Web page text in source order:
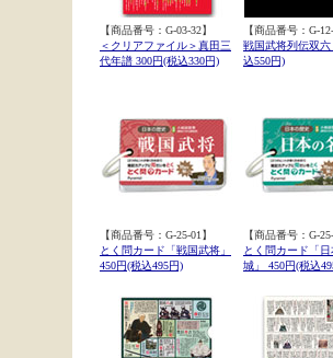
【商品番号：G-03-32】
＜クリアファイル＞真田三
代年譜 300円(税込330円)
【商品番号：G-
戦国武将列伝双六
込550円)
【商品番号：G-25-01】
とく問カード「戦国武将」
450円(税込495円)
【商品番号：G-
とく問カード「
城」 450円(税込